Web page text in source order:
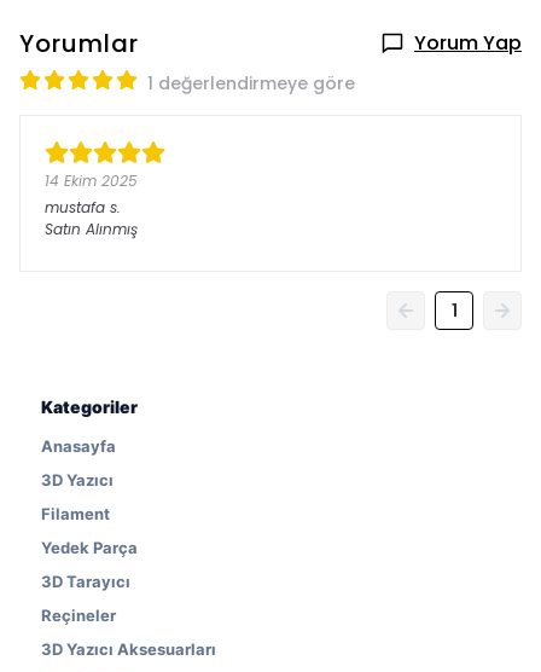
Yorumlar Yorum Yap
1 değerlendirmeye göre
14 Ekim 2025
mustafa s.
Satın Alınmış
1
Kategoriler
Anasayfa
3D Yazıcı
Filament
Yedek Parça
3D Tarayıcı
Reçineler
3D Yazıcı Aksesuarları